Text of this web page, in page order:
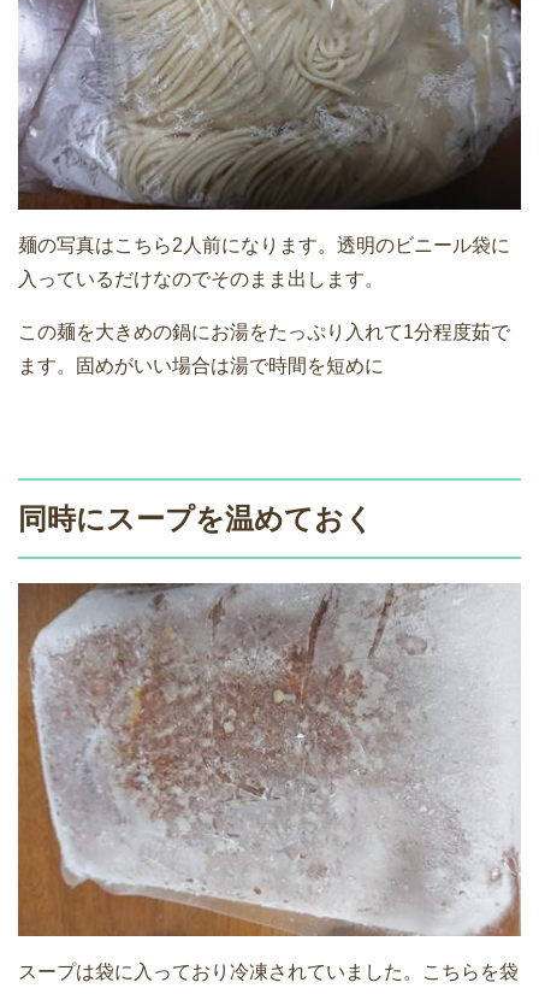
麺の写真はこちら2人前になります。透明のビニール袋に
入っているだけなのでそのまま出します。
この麺を大きめの鍋にお湯をたっぷり入れて1分程度茹で
ます。固めがいい場合は湯で時間を短めに
同時にスープを温めておく
スープは袋に入っており冷凍されていました。こちらを袋